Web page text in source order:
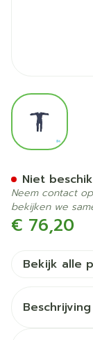
View
€ 76,20
Niet
Neem contact
bekijken we
Bekijk alle
Beschrijving